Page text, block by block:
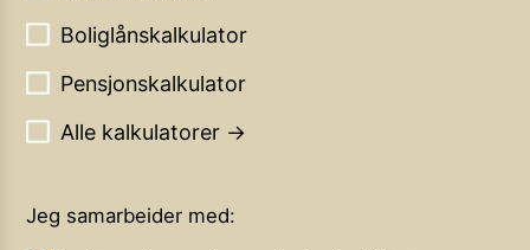
Boliglånskalkulator
Pensjonskalkulator
Alle kalkulatorer →
Jeg samarbeider med: